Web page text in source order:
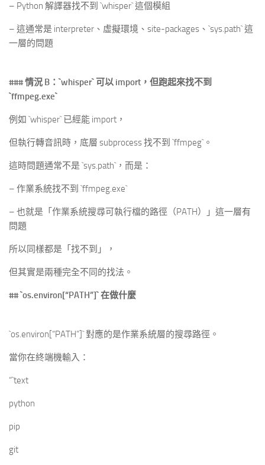
– Python 解譯器找不到 `whisper` 這個模組
– 這通常是 interpreter、虛擬環境、site-packages、`sys.path` 這
一層的問題
### 情況 B： `whisper`可以 import，但跑起來找不到
`ffmpeg.exe`
例如 `whisper` 已經能 import，
但執行轉音訊時，底層 subprocess 找不到 `ffmpeg`。
這時問題通常不是 `sys.path`，而是：
– 作業系統找不到 `ffmpeg.exe`
– 也就是「作業系統搜尋可執行檔的路徑（PATH）」這一層有
問題
所以同樣都是「找不到」，
但其實是兩種完全不同的找法。
##`os.environ[“PATH”]`在做什麼
`os.environ[“PATH”]` 對應的是作業系統層的搜尋路徑。
當你在終端機輸入：
“`text
python
pip
git